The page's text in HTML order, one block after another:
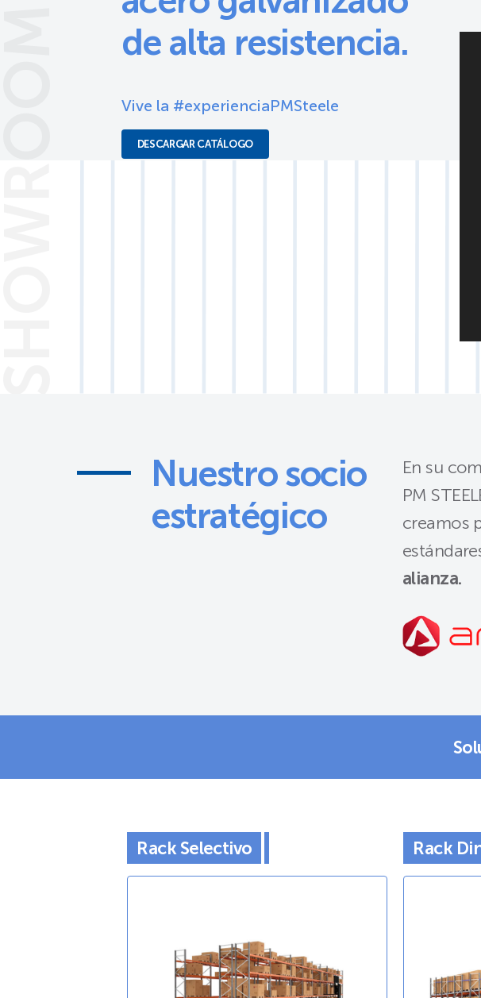
de alta resistencia.
Vive la #experienciaPMSteele
DESCARGAR CATÁLOGO
Nuestro socio
estratégico
En su
PM
creamos
alianza.
Rack Selectivo Rack